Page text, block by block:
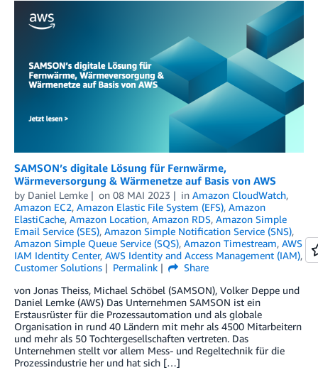
SAMSON’s digitale Lösung für Fernwärme,
Wärmeversorgung & Wärmenetze auf Basis von AWS
by Daniel Lemke on 08 MAI 2023 in Amazon CloudWatch,
Amazon EC2, Amazon Elastic File System (EFS), Amazon
ElastiCache, Amazon Location, Amazon RDS, Amazon Simple
Email Service (SES), Amazon Simple Notification Service (SNS),
Amazon Simple Queue Service (SQS), Amazon Timestream, AWS
IAM Identity Center, AWS Identity and Access Management (IAM),
Customer Solutions
Permalink
Share
von Jonas Theiss, Michael Schöbel (SAMSON), Volker Deppe und
Daniel Lemke (AWS) Das Unternehmen SAMSON ist ein
Erstausrüster für die Prozessautomation und als globale
Organisation in rund 40 Ländern mit mehr als 4500 Mitarbeitern
und mehr als 50 Tochtergesellschaften vertreten. Das
Unternehmen stellt vor allem Mess- und Regeltechnik für die
Prozessindustrie her und hat sich […]